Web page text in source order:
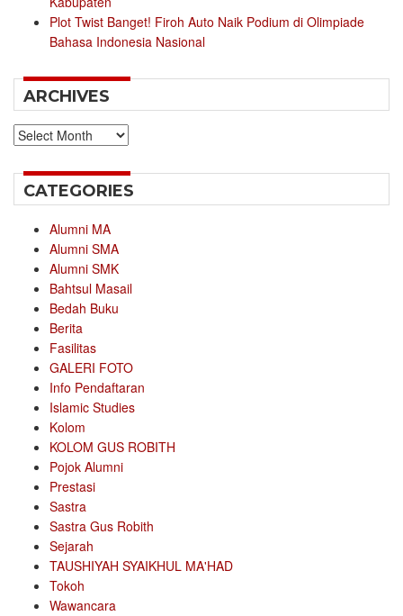
Plot Twist Banget! Firoh Auto Naik Podium di Olimpiade
Bahasa Indonesia Nasional
ARCHIVES
Archives
CATEGORIES
Alumni MA
Alumni SMA
Alumni SMK
Bahtsul Masail
Bedah Buku
Berita
Fasilitas
GALERI FOTO
Info Pendaftaran
Islamic Studies
Kolom
KOLOM GUS ROBITH
Pojok Alumni
Prestasi
Sastra
Sastra Gus Robith
Sejarah
TAUSHIYAH SYAIKHUL MA'HAD
Tokoh
Wawancara